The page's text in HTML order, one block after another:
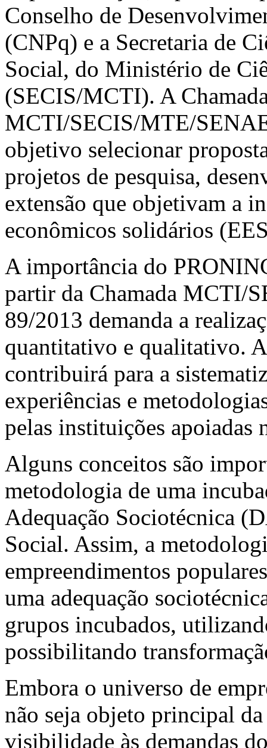
Conselho de
(CNPq) e a Secretaria de
Social, do Ministério de
(SECIS/MCTI). A
MCTI/SECIS/MTE/
objetivo selecionar
projetos de pesquisa,
extensão que objetivam a
econômicos solidários
A importância do
partir da Chamada MCTI/
89/2013 demanda a
quantitativo e qualitativo.
contribuirá para a
experiências e
pelas instituições
Alguns conceitos são
metodologia de uma
Adequação Sociotécnica
Social. Assim, a
empreendimentos
uma adequação
grupos incubados,
possibilitando
Embora o universo de
não seja objeto principal
visibilidade às demandas